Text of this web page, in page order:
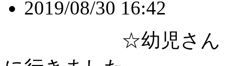
2019/08/30 16:42
☆幼児さん 都城